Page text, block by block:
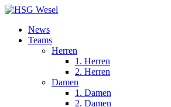
News
Teams
Herren
1. Herren
2. Herren
Damen
1. Damen
2. Damen